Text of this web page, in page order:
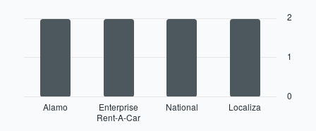
seguirAlamo
Enterprise
Rent-A-Car
National Localiza
0
1
2